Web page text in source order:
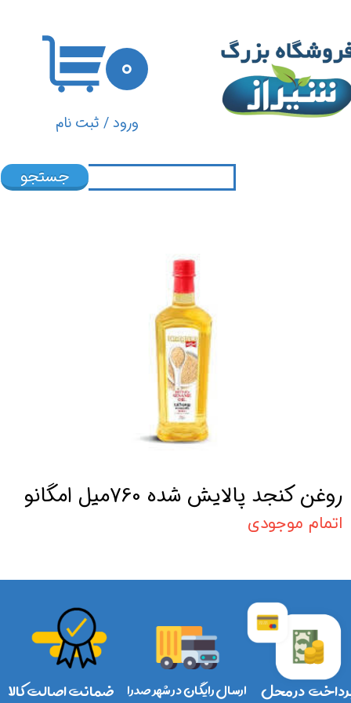
ورود/ ثبت نام
تغییر گذر واژه
سفارشات
۰
جستجو
روغن کنجد پالایش شده 760میل امگانو
اتمام موجودی
ارسال رایگان در شهر صدرا در محل ضمانت اصالت کالا